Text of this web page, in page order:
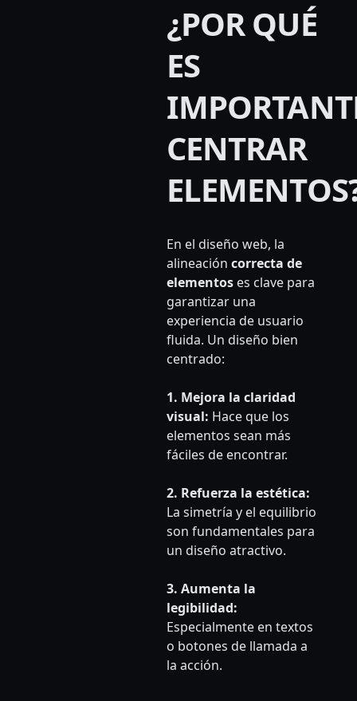
¿POR QUÉ
ES
CENTRAR
En el diseño web, la
alineación correcta de
elementoses clave para
garantizar una
experiencia de usuario
fluida. Un diseño bien
centrado:
1. Mejora la claridad
visual: Hace que los
elementos sean más
fáciles de encontrar.
2. Refuerza la estética:
La simetría y el equilibrio
son fundamentales para
un diseño atractivo.
3. Aumenta la
legibilidad:
Especialmente en textos
o botones de llamada a
la acción.